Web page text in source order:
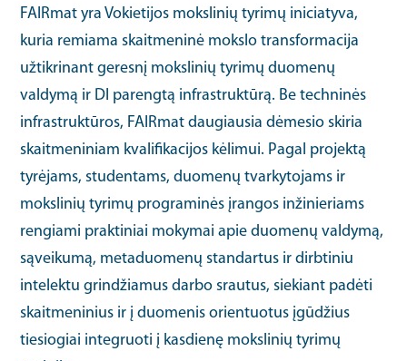
FAIRmat yra Vokietijos mokslinių tyrimų iniciatyva,
kuria remiama skaitmeninė mokslo transformacija
užtikrinant geresnį mokslinių tyrimų duomenų
valdymą ir DI parengtą infrastruktūrą. Be techninės
infrastruktūros, FAIRmat daugiausia dėmesio skiria
skaitmeniniam kvalifikacijos kėlimui. Pagal projektą
tyrėjams, studentams, duomenų tvarkytojams ir
mokslinių tyrimų programinės įrangos inžinieriams
rengiami praktiniai mokymai apie duomenų valdymą,
sąveikumą, metaduomenų standartus ir dirbtiniu
intelektu grindžiamus darbo srautus, siekiant padėti
skaitmeninius ir į duomenis orientuotus įgūdžius
tiesiogiai integruoti į kasdienę mokslinių tyrimų